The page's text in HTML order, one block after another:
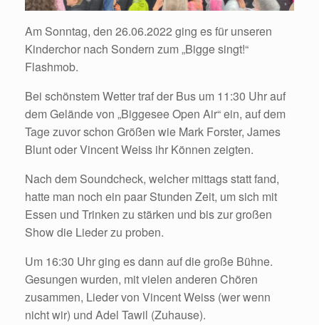
Am Sonntag, den 26.06.2022 ging es für unseren
Kinderchor nach Sondern zum „Bigge singt!“
Flashmob.
Bei schönstem Wetter traf der Bus um 11:30 Uhr auf
dem Gelände von „Biggesee Open Air“ ein, auf dem
Tage zuvor schon Größen wie Mark Forster, James
Blunt oder Vincent Weiss ihr Können zeigten.
Nach dem Soundcheck, welcher mittags statt fand,
hatte man noch ein paar Stunden Zeit, um sich mit
Essen und Trinken zu stärken und bis zur großen
Show die Lieder zu proben.
Um 16:30 Uhr ging es dann auf die große Bühne.
Gesungen wurden, mit vielen anderen Chören
zusammen, Lieder von Vincent Weiss (wer wenn
nicht wir) und Adel Tawil (Zuhause).